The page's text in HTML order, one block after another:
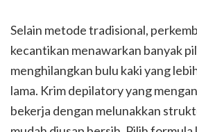
Selain metode tradisional,
kecantikan menawarkan banyak
menghilangkan bulu kaki yang
lama. Krim depilatory yang
bekerja dengan melunakkan